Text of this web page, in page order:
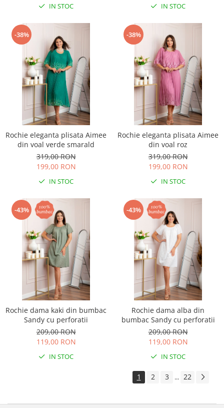
IN STOC IN STOC
-38%
Rochie eleganta plisata Aimee
din voal verde smarald
319,00 RON
199,00 RON
IN STOC
-38%
Rochie eleganta plisata Aimee
din voal roz
319,00 RON
199,00 RON
IN STOC
-43%
Rochie dama kaki din bumbac
Sandy cu perforatii
209,00 RON
119,00 RON
IN STOC
-43%
Rochie dama alba din
bumbac Sandy cu perforatii
209,00 RON
119,00 RON
IN STOC
1 2 3 ... 22